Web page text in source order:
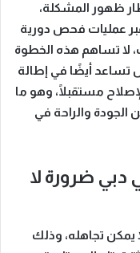
ظهور المشكلة،
عمليات فحص دورية
، لا تساهم هذه الخطوة
تساعد أيضًا في إطالة
مستقبلًا، وهو ما
الجودة والراحة في
دبي ضرورة لا
يمكن تجاهله، وذلك